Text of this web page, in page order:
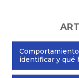
identificar y qué